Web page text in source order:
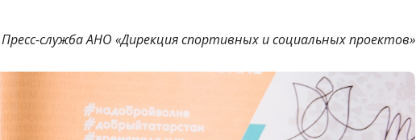
Пресс-служба АНО «Дирекция спортивных и социальных проектов»